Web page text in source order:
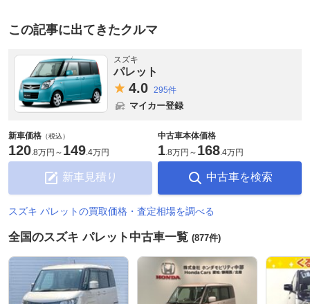
この記事に出てきたクルマ
スズキ
パレット
4.0 295件
マイカー登録
新車価格 （税込）
120.8万円 ～ 149.4万円
新車見積り
中古車本体価格
1.8万円 ～ 168.4万円
中古車を検索
スズキ パレットの買取価格・査定相場を調べる
全国のスズキ パレット中古車一覧 (877件)